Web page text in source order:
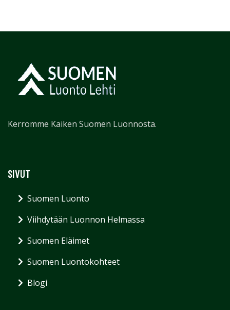
Kerromme Kaiken Suomen Luonnosta.
SIVUT
Suomen Luonto
Viihdytään Luonnon Helmassa
Suomen Eläimet
Suomen Luontokohteet
Blogi